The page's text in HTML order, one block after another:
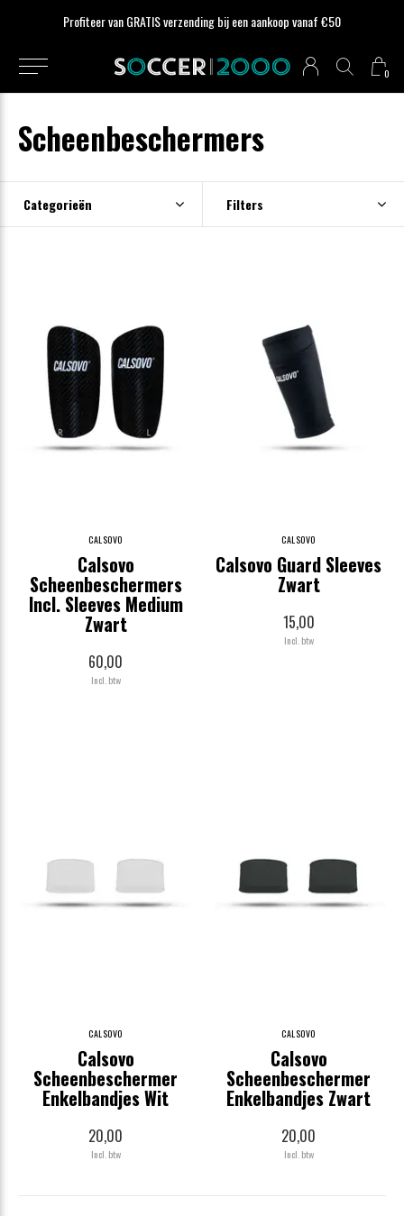
0
Profiteer van GRATIS verzending bij een aankoop vanaf €50
Scheenbeschermers
Categorieën Filters
CALSOVO
Calsovo
Scheenbeschermers
Incl. Sleeves Medium
Zwart
60,00
Incl. btw
CALSOVO
Calsovo Guard Sleeves
Zwart
15,00
Incl. btw
CALSOVO
Calsovo
Scheenbeschermer
Enkelbandjes Wit
20,00
Incl. btw
CALSOVO
Calsovo
Scheenbeschermer
Enkelbandjes Zwart
20,00
Incl. btw